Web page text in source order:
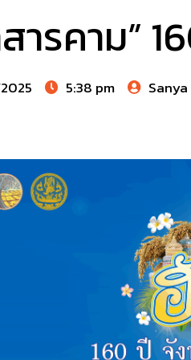
ารคาม”
5:38 pm Sanya